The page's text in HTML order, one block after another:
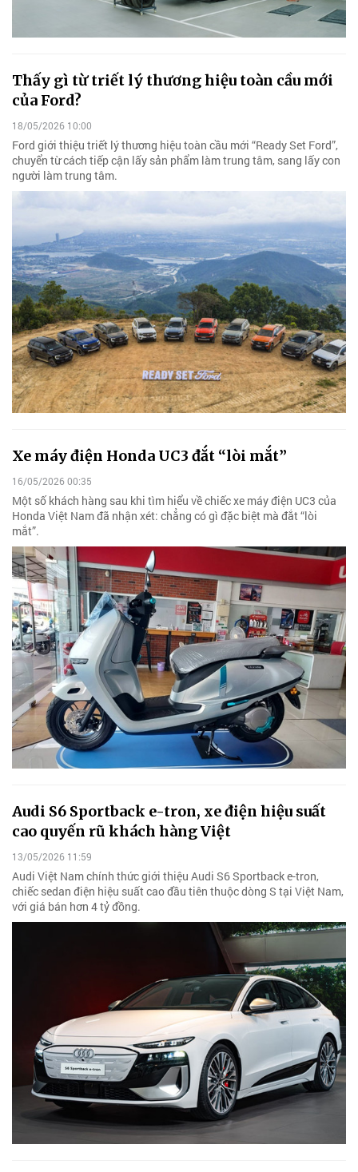
Thấy gì từ triết lý thương hiệu toàn cầu mới
của Ford?
18/05/2026 10:00
Ford giới thiệu triết lý thương hiệu toàn cầu mới “Ready Set Ford”,
chuyển từ cách tiếp cận lấy sản phẩm làm trung tâm, sang lấy con
người làm trung tâm.
Xe máy điện Honda UC3 đắt “lòi mắt”
16/05/2026 00:35
Một số khách hàng sau khi tìm hiểu về chiếc xe máy điện UC3 của
Honda Việt Nam đã nhận xét: chẳng có gì đặc biệt mà đắt “lòi
mắt”.
Audi S6 Sportback e-tron, xe điện hiệu suất
cao quyến rũ khách hàng Việt
13/05/2026 11:59
Audi Việt Nam chính thức giới thiệu Audi S6 Sportback e-tron,
chiếc sedan điện hiệu suất cao đầu tiên thuộc dòng S tại Việt Nam,
với giá bán hơn 4 tỷ đồng.